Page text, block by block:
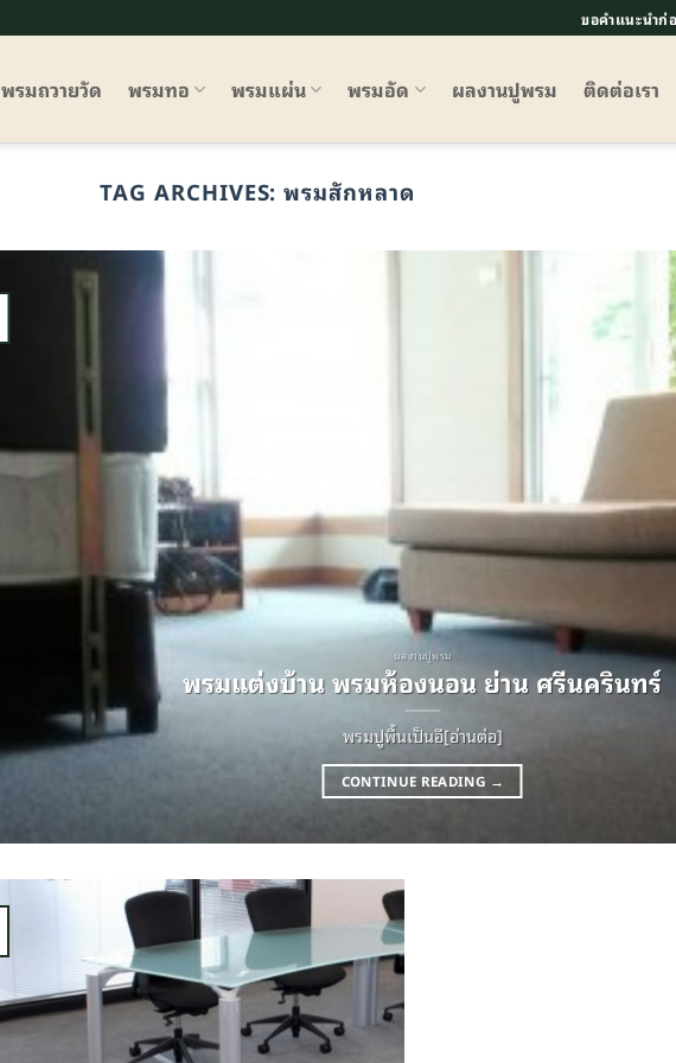
ขอคำแนะนำ
พรมถวายวัด พรมทอ พรมแผ่น พรมอัด ผลงานปูพรม ติดต่อเรา
TAG ARCHIVES:พรมสักหลาด
ผลงานปูพรม
พรมแต่งบ้าน พรมห้องนอน ย่าน ศรีนครินทร์
พรมปูพื้นเป็นอี[อ่านต่อ]
CONTINUE READING →